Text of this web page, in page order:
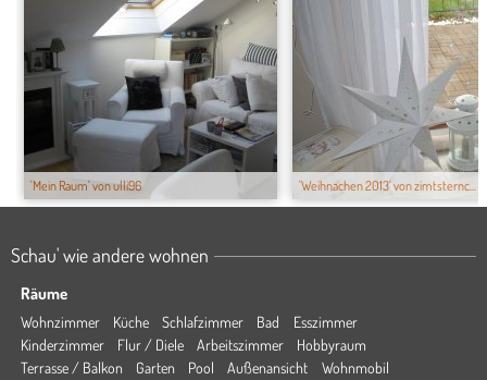
'Mein Raum' von ulli96 'Weihnachen 2013' von zimtsternc...
Schau' wie andere wohnen
Räume
Wohnzimmer Küche Schlafzimmer Bad
Esszimmer
Kinderzimmer
Flur / Diele Arbeitszimmer
Hobbyraum
Terrasse / Balkon
Garten Pool Außenansicht Wohnmobil